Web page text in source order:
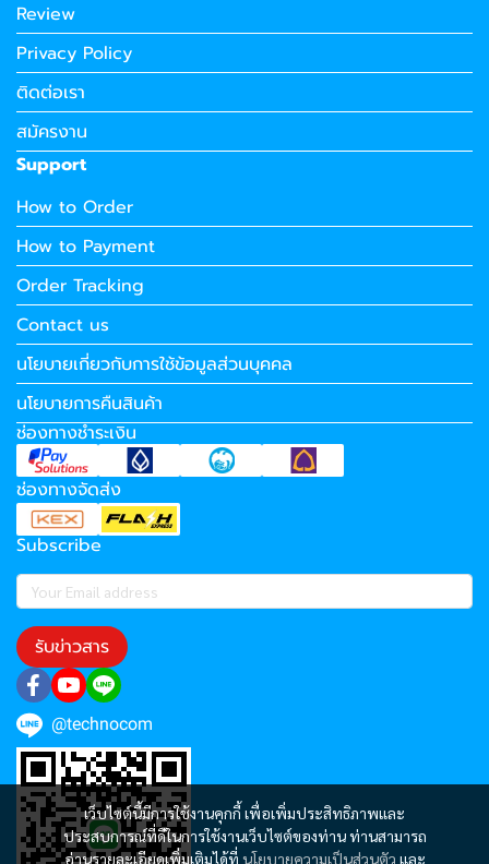
เว็บไซต์นี้มีการใช้งานคุกกี้ เพื่อเพิ่มประสิทธิภาพและ
ประสบการณ์ที่ดีในการใช้งานเว็บไซต์ของท่าน ท่านสามารถ
อ่านรายละเอียดเพิ่มเติมได้ที่ นโยบายความเป็นส่วนตัว และ
Review
Privacy Policy
ติดต่อเรา
สมัครงาน
Support
How to Order
How to Payment
Order Tracking
Contact us
นโยบายเกี่ยวกับการใช้ข้อมูลส่วนบุคคล
นโยบายการคืนสินค้า
ช่องทางชำระเงิน
ช่องทางจัดส่ง
Subscribe
รับข่าวสาร
@technocom